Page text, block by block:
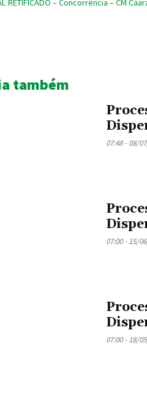
RETIFICADO – Concorrência – CM
também
07:48 - 08/
07:00 - 15/
07:00 - 18/